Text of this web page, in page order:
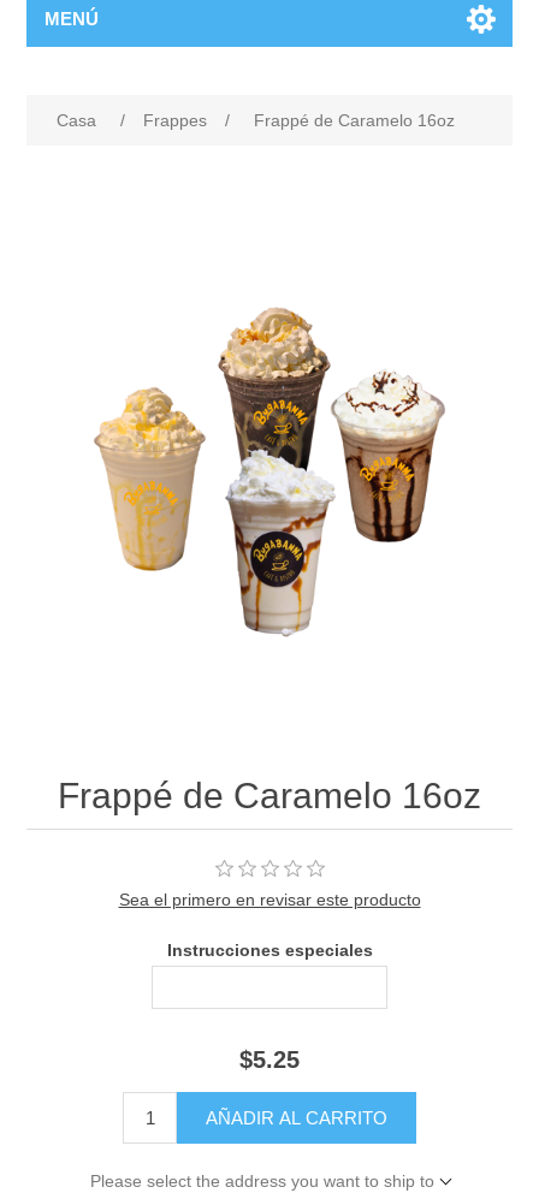
MENÚ
Casa / Frappes / Frappé de Caramelo 16oz
Frappé de Caramelo 16oz
Sea el primero en revisar este producto
Instrucciones especiales
$5.25
Please select the address you want to ship to